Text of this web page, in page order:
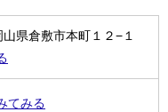
県倉敷市本町１２−１
てみる